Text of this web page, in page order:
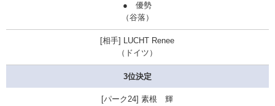
● 優勢
（谷落）
LUCHT Renee
（ドイツ）
3位決定
素根 輝